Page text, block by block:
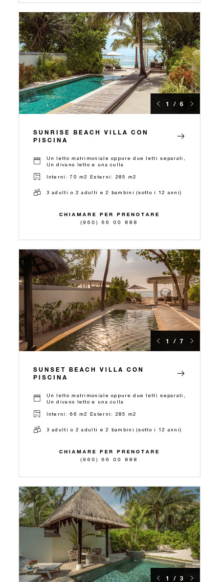
1 / 6
SUNRISE BEACH VILLA CON
PISCINA
Un letto matrimoniale oppure due letti separati,
Un divano letto e una culla
Interni: 70 m2 Esterni: 285 m2
3 adulti o 2 adulti e 2 bambini (sotto i 12 anni)
CHIAMARE PER PRENOTARE
(960) 66 00 888
1 / 7
SUNSET BEACH VILLA CON
PISCINA
Un letto matrimoniale oppure due letti separati,
Un divano letto e una culla
Interni: 66 m2 Esterni: 285 m2
3 adulti o 2 adulti e 2 bambini (sotto i 12 anni)
CHIAMARE PER PRENOTARE
(960) 66 00 888
1 / 3